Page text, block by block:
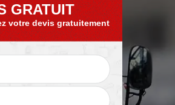
Evacuation des
déchets verts 38
GRATUIT
votre devis gratuitement